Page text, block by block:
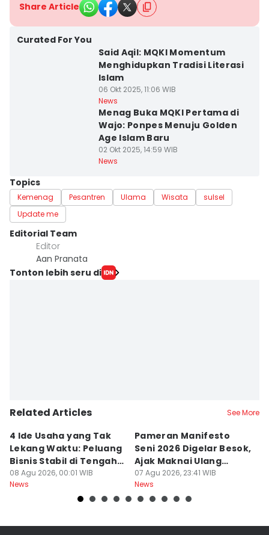
Share Article
Curated For You
Said Aqil: MQKI Momentum
Menghidupkan Tradisi Literasi
Islam
06 Okt 2025, 11:06 WIB
News
Menag Buka MQKI Pertama di
Wajo: Ponpes Menuju Golden
Age Islam Baru
02 Okt 2025, 14:59 WIB
News
Topics
Kemenag Pesantren Ulama Wisata
sulsel
Update me
Editorial Team
Editor
Aan Pranata
Tonton lebih seru di
Related Articles See More
4 Ide Usaha yang Tak
Lekang Waktu: Peluang
Bisnis Stabil di Tengah
Perubahan
08 Agu 2026, 00:01 WIB
News
Pameran Manifesto
Seni 2026 Digelar Besok,
Ajak Maknai Ulang
Maritim
07 Agu 2026, 23:41 WIB
News